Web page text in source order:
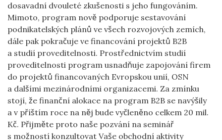
dosavadní dvouleté zkušenosti s jeho fungováním.
Mimoto, program nově podporuje sestavování
podnikatelských plánů ve všech rozvojových zemích,
dále pak pokračuje ve financování projektů B2B
a studií proveditelnosti. Prostřednictvím studií
proveditelnosti program usnadňuje zapojování firem
do projektů financovaných Evropskou unií, OSN
a dalšími mezinárodními organizacemi. Za zmínku
stojí, že finanční alokace na program B2B se navýšily
a v příštím roce na něj bude vyčleněno celkem 20 mil.
Kč. Přijměte proto naše pozvání na seminář
s možností konzultovat Vaše obchodní aktivity